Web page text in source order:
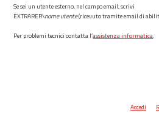
Se sei un utente esterno, nel campo email, scrivi
EXTRARER\nome utente(ricevuto tramite email di
Per problemi tecnici contatta l’assistenza informatica.
Accedi